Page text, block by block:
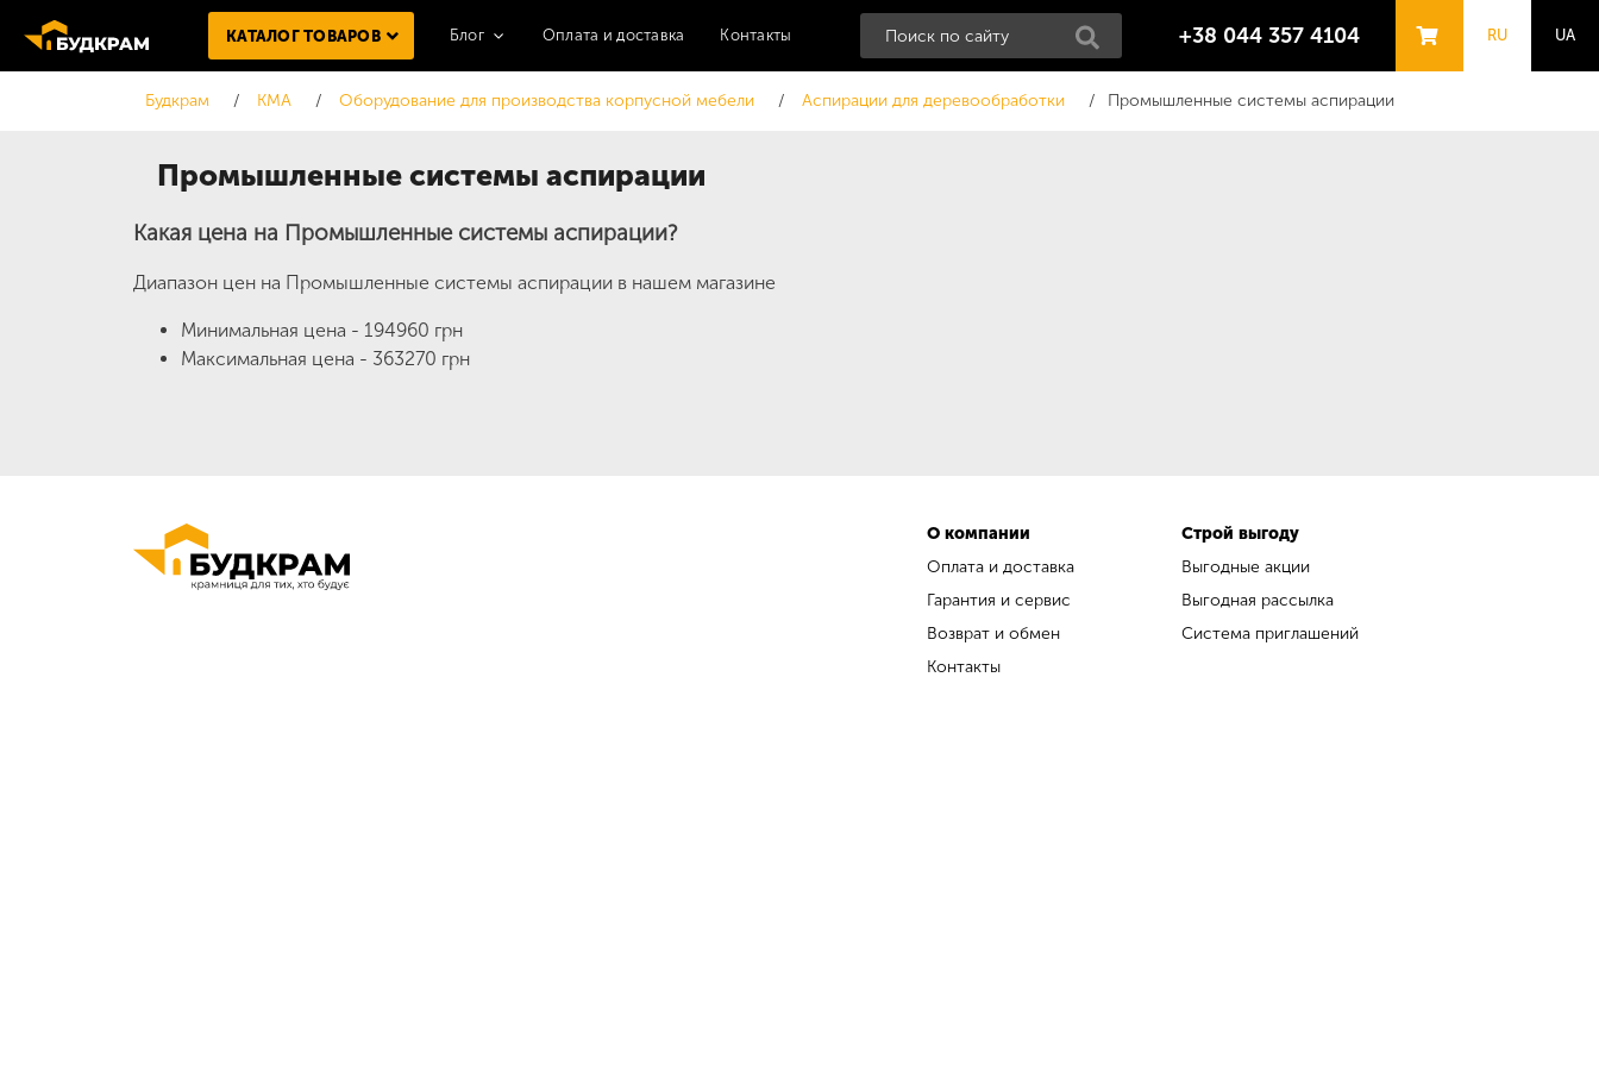
Промышленные системы аспирации
КАТАЛОГ ТОВАРОВ Блог Оплата и доставка Контакты +38 044 357 4104 RU UA
Будкрам KMA Оборудование для производства корпусной мебели Аспирации для деревообработки Промышленные системы аспирации
Какая цена на Промышленные системы аспирации?
Диапазон цен на Промышленные системы аспирации в нашем магазине
Минимальная цена - 194960 грн
Максимальная цена - 363270 грн
О компании
Оплата и доставка
Гарантия и сервис
Возврат и обмен
Контакты
Строй выгоду
Выгодные акции
Выгодная рассылка
Система приглашений